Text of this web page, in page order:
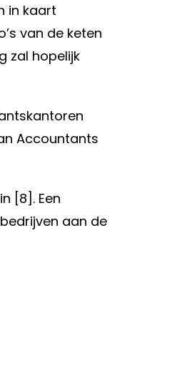
in kaart
van de keten
zal hopelijk
Accountants
[8]. Een
aan de